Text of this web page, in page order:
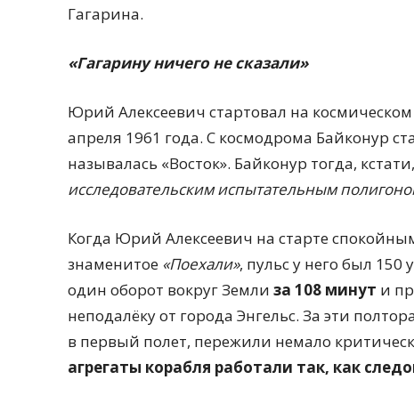
Гагарина.
«Гагарину ничего не сказали»
Юрий Алексеевич стартовал на
апреля 1961 года. С космодрома Байконур
называлась «Восток». Байконур тогда,
исследовательским испытательным
Когда Юрий Алексеевич на старте
знаменитое «Поехали», пульс у него был
один оборот вокруг Земли за 108 минут и
неподалёку от города Энгельс. За эти
в первый полет, пережили немало
агрегаты корабля работали так, как